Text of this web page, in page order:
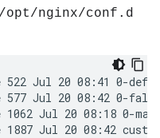
/opt/nginx/conf.d
Jul 20 08:41 0-
577 Jul 20 08:42 0-
Jul 20 08:18 0-
Jul 20 08:42